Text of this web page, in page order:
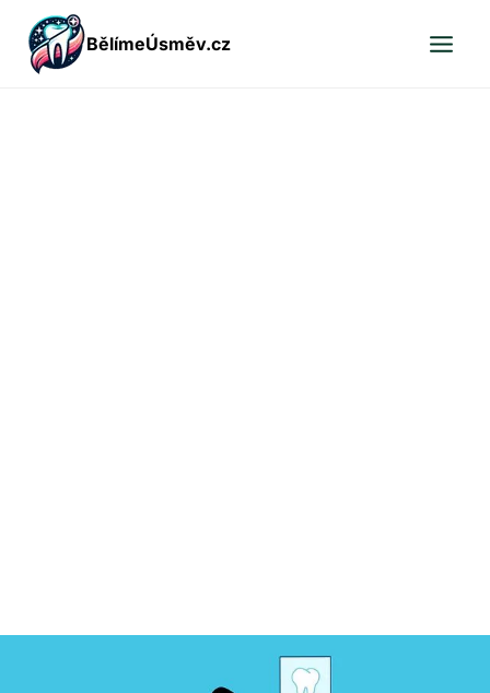
Přeskočit
obsah
BělímeÚsměv.cz